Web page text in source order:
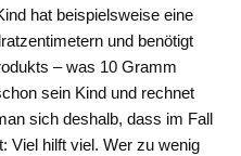
hat beispielsweise eine
und benötigt
– was 10 Gramm
sein Kind und rechnet
sich deshalb, dass im Fall
Viel hilft viel. Wer zu wenig